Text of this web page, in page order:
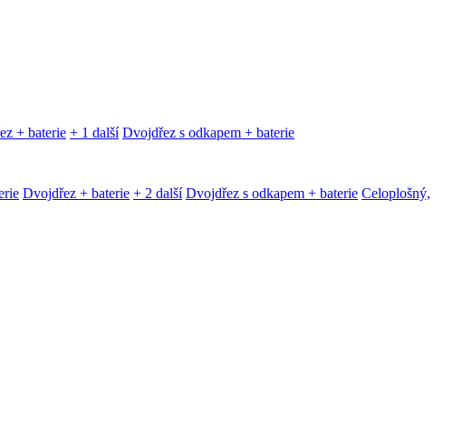
+ baterie + 1 další Dvojdřez s odkapem + baterie
Dvojdřez + baterie + 2 další Dvojdřez s odkapem + baterie Celoplošný,